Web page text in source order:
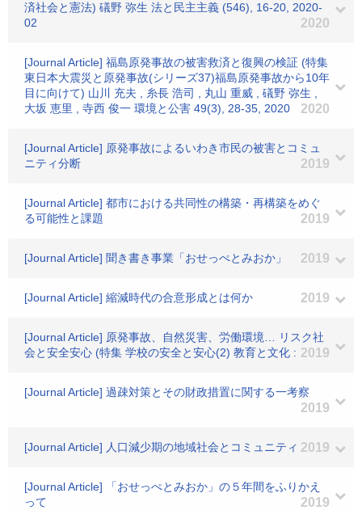
済社会と憲法) 礒野 弥生 法と民主主義 (546), 16-20, 2020-
02
2020
[Journal Article] 福島原発事故の被害救済と復興の検証 (特集
東日本大震災と原発事故(シリーズ37)福島原発事故から10年
目に向けて) 山川 充夫 , 糸長 浩司 , 丸山 重威 , 礒野 弥生 ,
大坂 恵里 , 寺西 俊一 環境と公害 49(3), 28-35, 2020
2020
[Journal Article] 原発事故によるいわき市民の被害とコミュ
ニティ分断
2019
[Journal Article] 都市における共同性の構築・再構築をめぐ
る可能性と課題
2019
[Journal Article] 聞き書き事業「おせっぺとみおか」 2019
[Journal Article] 縮減時代の合意形成とは何か 2019
[Journal Article] 原発事故、自然災害、労働環境… リスク社
会と安全安心 (特集 学校の安全と安心(2) 教育と文化 : 2019
[Journal Article] 過疎対策とその財政措置に関する一考察
2019
[Journal Article] 人口減少期の地域社会とコミュニティ 2019
[Journal Article] 「おせっぺとみおか」の５年間をふりかえ
って
2019